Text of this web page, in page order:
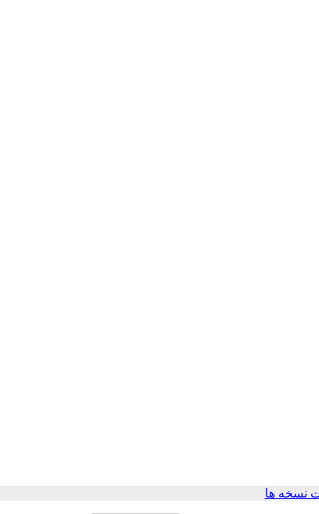
نسخه ها